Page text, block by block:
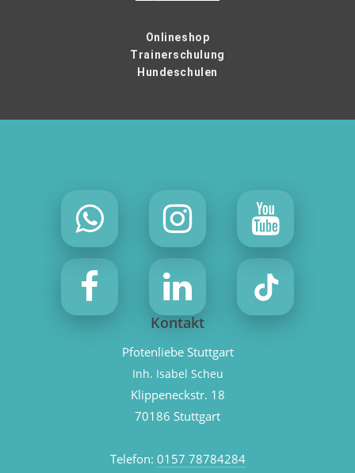
Onlineshop
Trainerschulung
Hundeschulen
Kontakt
Pfotenliebe Stuttgart
Inh. Isabel Scheu
Klippeneckstr. 18
70186 Stuttgart
Telefon: 0157 78784284